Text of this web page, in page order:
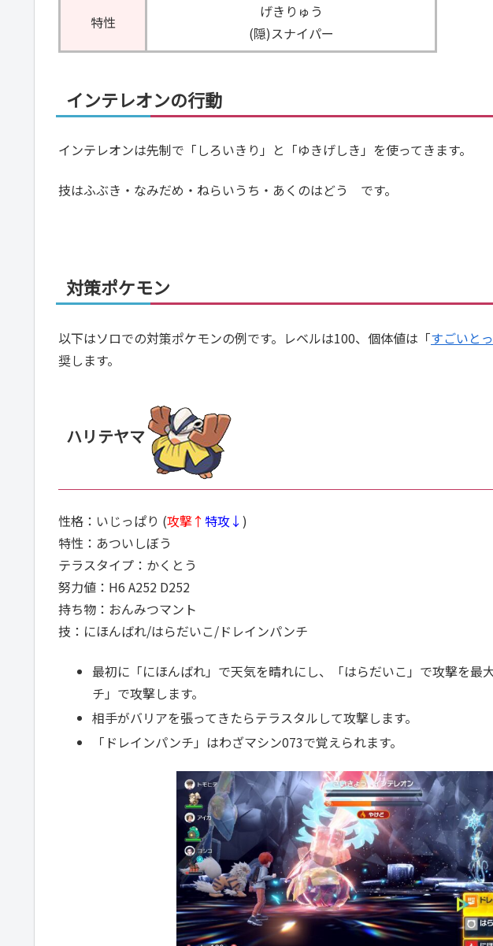
特性
げきりゅう
(隠)スナイパー
インテレオンの行動
インテレオンは先制で「しろいきり」と「ゆきげしき」を使ってきます。
技はふぶき・なみだめ・ねらいうち・あくのはどう です。
対策ポケモン
以下はソロでの対策ポケモンの例です。レベルは100、個体値は「すごいと
奨します。
ハリテヤマ
性格：いじっぱり (攻撃↑ 特攻↓ )
特性：あついしぼう
テラスタイプ：かくとう
努力値：H6 A252 D252
持ち物：おんみつマント
技：にほんばれ/はらだいこ/ドレインパンチ
最初に「にほんばれ」で天気を晴れにし、「はらだいこ」で攻撃を最
チ」で攻撃します。
相手がバリアを張ってきたらテラスタルして攻撃します。
「ドレインパンチ」はわざマシン073で覚えられます。